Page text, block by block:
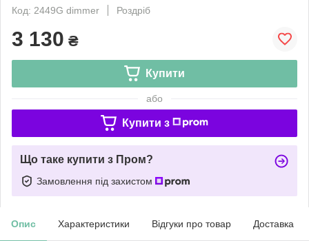
Код: 2449G dimmer
Роздріб
3 130 ₴
Купити
або
Купити з
Що таке купити з Пром?
Замовлення під захистом
Опис Характеристики Відгуки про товар Доставка